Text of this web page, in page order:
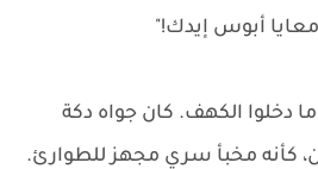
أبوس إيدك!"
دخلوا الكهف. كان جواه دكة
كأنه مخبأ سري مجهز للطوارئ.